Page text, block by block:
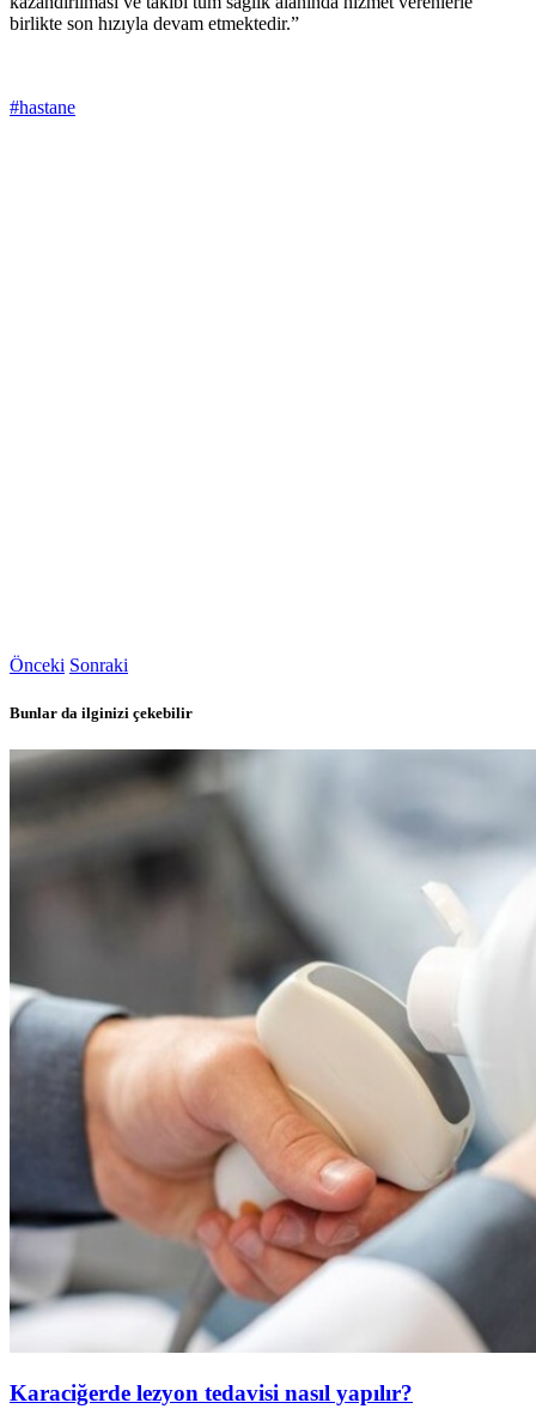
birlikte son hızıyla devam etmektedir.”
#hastane
Önceki Sonraki
Bunlar da ilginizi çekebilir
Karaciğerde lezyon tedavisi nasıl yapılır?